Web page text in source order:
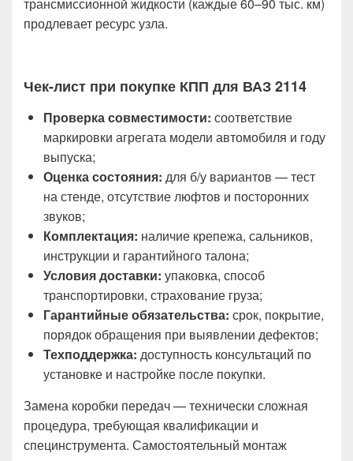
продлевает ресурс узла.
Чек-лист при покупке КПП для ВАЗ 2114
Проверка совместимости: соответствие
маркировки агрегата модели автомобиля и году
выпуска;
Оценка состояния: для б/у вариантов — тест
на стенде, отсутствие люфтов и посторонних
звуков;
Комплектация: наличие крепежа, сальников,
инструкции и гарантийного талона;
Условия доставки: упаковка, способ
транспортировки, страхование груза;
Гарантийные обязательства: срок, покрытие,
порядок обращения при выявлении дефектов;
Техподдержка: доступность консультаций по
установке и настройке после покупки.
Замена коробки передач — технически сложная
процедура, требующая квалификации и
специнструмента. Самостоятельный монтаж